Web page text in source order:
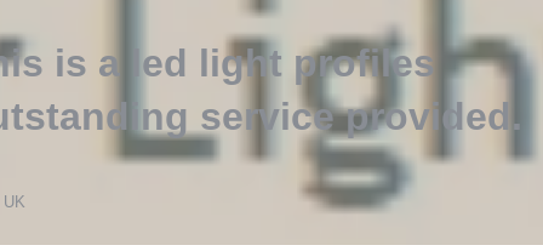
is a led light profiles
service provided.
UK